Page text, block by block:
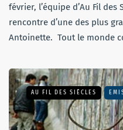
février, l’équipe d’Au Fil
rencontre d’une des plus
Antoinette. Tout le monde
AU FIL DES SIÈCLES